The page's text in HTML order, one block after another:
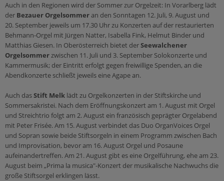
Auch in den Regionen wird der Sommer zur Orgelzeit: In Vorarlberg lädt
der Bezauer Orgelsommeran den Sonntagen 12. Juli, 9. August und
20. September jeweils um 17.30 Uhr zu Konzerten auf der restaurierten
Behmann-Orgel mit Jürgen Natter, Isabella Fink, Helmut Binder und
Matthias Giesen. In Oberösterreich bietet derSeewalchener
Orgelsommerzwischen 11. Juli und 3. September Solokonzerte und
Kammermusik; der Eintritt erfolgt gegen freiwillige Spenden, an die
Abendkonzerte schließt jeweils eine Agape an.
Auch dasStift Melk lädt zu Orgelkonzerten in der Stiftskirche und
Sommersakristei. Nach dem Eröffnungskonzert am 1. August mit Orgel
und Streichtrio folgt am 2. August ein französisch geprägter Orgelabend
mit Peter Frisée. Am 15. August verbindet das Duo OrganVoices Orgel
und Sopran sowie beide Stiftsorgeln in einem Programm zwischen Bach
und Improvisation, bevor am 16. August Orgel und Posaune
aufeinandertreffen. Am 21. August gibt es eine Orgelführung, ehe am 23.
August beim „Prima la musica"-Konzert der musikalische Nachwuchs die
große Stiftsorgel erklingen lässt.